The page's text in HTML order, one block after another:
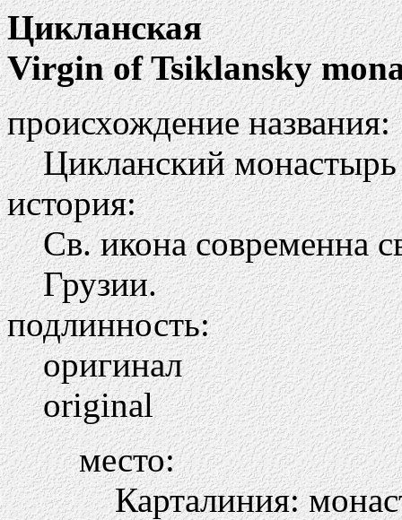
Цикланская
Virgin of Tsiklansky
происхождение названия:
Цикланский монастырь
история:
Св. икона современна
Грузии.
подлинность:
оригинал
original
место:
Карталиния: